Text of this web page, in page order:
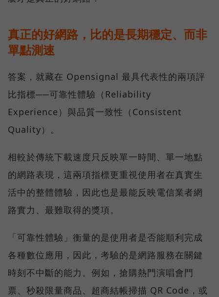
真正的好網路，比的是長期穩定、而非
單點測速
答案，就藏在 Opensignal 最具代表性的兩項評
比指標──可靠性體驗（Reliability
Experience）與品質一致性（Consistent
Quality）。
相較於傳統下載速度只反映單一時間、單一地點
的網路表現，這兩項指標更重視使用者在真實生
活中的整體體驗，因此也是最能反映電信業者網
路實力、最難取得的獎項。
「可靠性體驗」衡量的是使用者是否能順利完成
各種數位應用，因此，考驗的是網路服務在關鍵
時刻不中斷的能力。例如，搶購熱門演唱會門
票、秒殺限量商品、超商結帳掃描 QR Code，或